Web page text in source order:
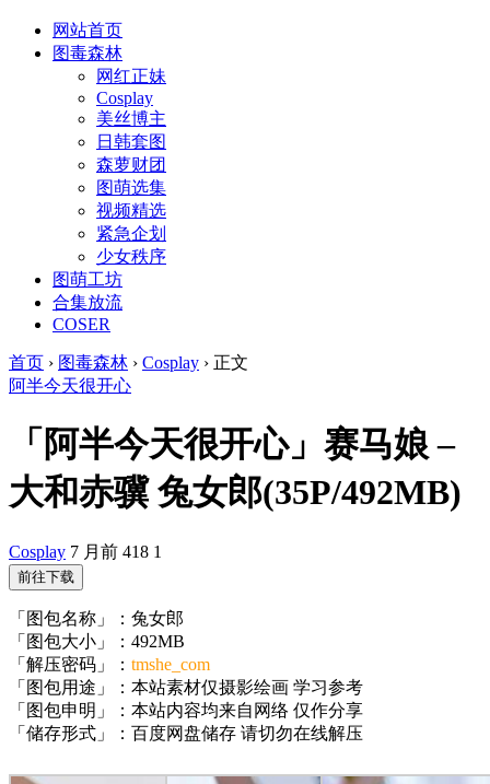
网站首页
图毒森林
网红正妹
Cosplay
美丝博主
日韩套图
森萝财团
图萌选集
视频精选
紧急企划
少女秩序
图萌工坊
合集放流
COSER
首页 › 图毒森林 › Cosplay › 正文
阿半今天很开心
「阿半今天很开心」赛马娘 –
大和赤骥 兔女郎(35P/492MB)
Cosplay 7 月前 418 1
前往下载
「图包名称」：兔女郎
「图包大小」：492MB
「解压密码」： tmshe_com
「图包用途」：本站素材仅摄影绘画 学习参考
「图包申明」：本站内容均来自网络 仅作分享
「储存形式」：百度网盘储存 请切勿在线解压